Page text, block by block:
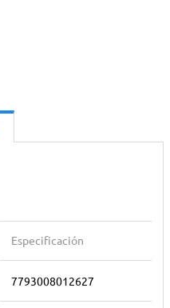
Especificación
7793008012627